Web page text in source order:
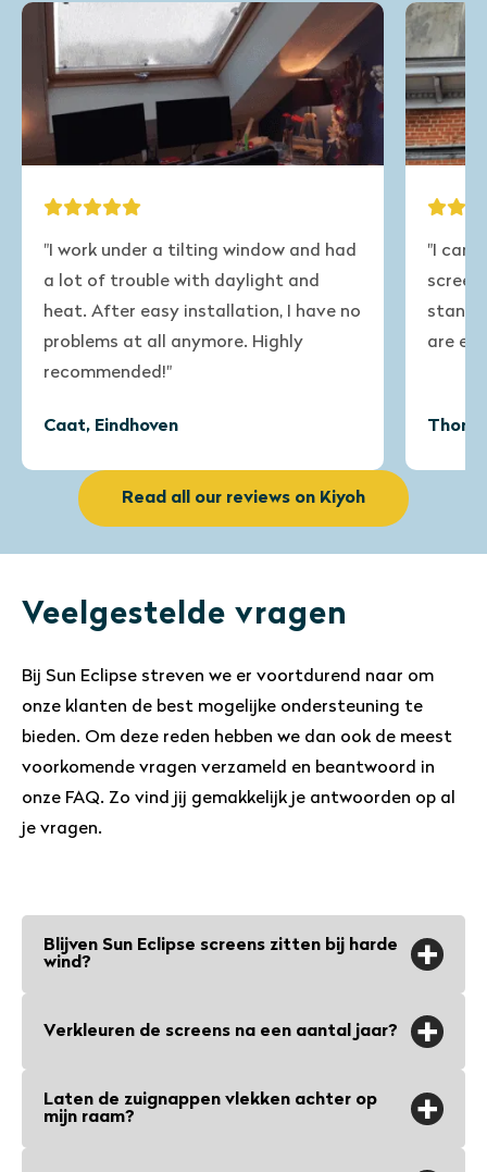
Read all our reviews on Kiyoh
"I work under a tilting window and had
a lot of trouble with daylight and
heat. After easy installation, I have no
problems at all anymore. Highly
recommended!"
Caat, Eindhoven
"I can
are
Veelgestelde vragen
Bij Sun Eclipse streven we er voortdurend naar om
onze klanten de best mogelijke ondersteuning te
bieden. Om deze reden hebben we dan ook de meest
voorkomende vragen verzameld en beantwoord in
onze FAQ. Zo vind jij gemakkelijk je antwoorden op al
je vragen.
Blijven Sun Eclipse screens zitten bij harde
wind?
blijven zelfs bij een voorjaarsstrorm
doordat ze kort op de ramen zitten en
de zuignappen zijn berekend op hun
Verkleuren de screens na een aantal jaar?
straling en verkleuren nauwelijks. Zowel
Laten de zuignappen vlekken achter op
mijn raam?